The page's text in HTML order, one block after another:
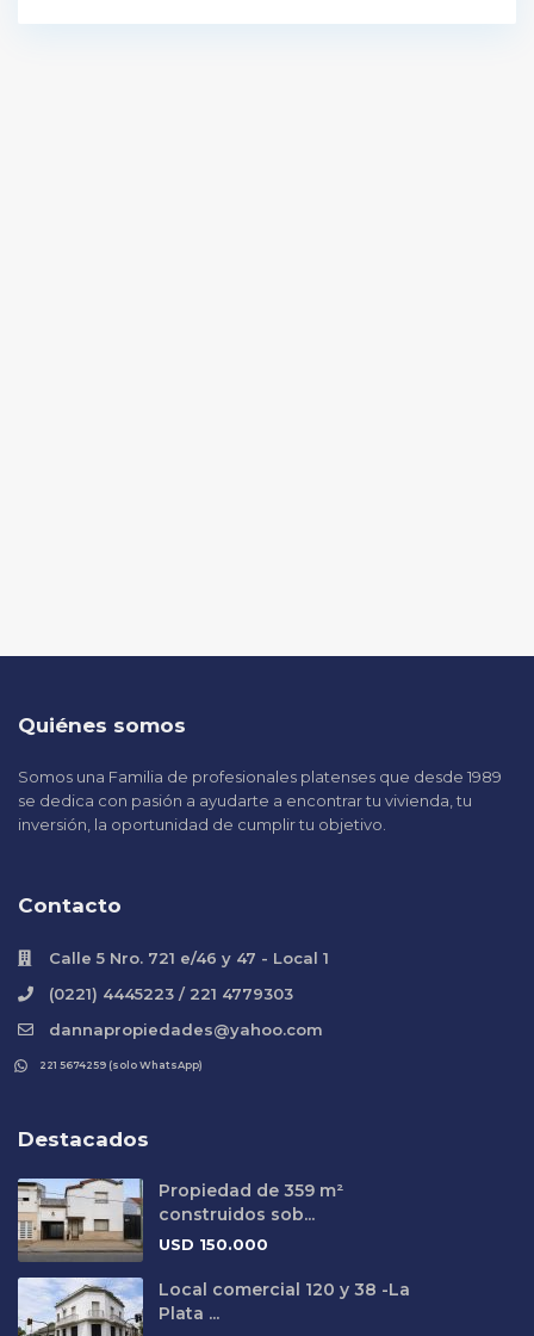
Quiénes somos
Somos una Familia de profesionales platenses que desde 1989
se dedica con pasión a ayudarte a encontrar tu vivienda, tu
inversión, la oportunidad de cumplir tu objetivo.
Contacto
Calle 5 Nro. 721 e/46 y 47 - Local 1
(0221) 4445223 / 221 4779303
dannapropiedades@yahoo.com
221 5674259 (solo WhatsApp)
Destacados
Propiedad de 359 m²
construidos sob...
USD 150.000
Local comercial 120 y 38 -La
Plata ...